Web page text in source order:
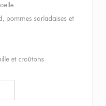
pommes sarladaises et
et croûtons